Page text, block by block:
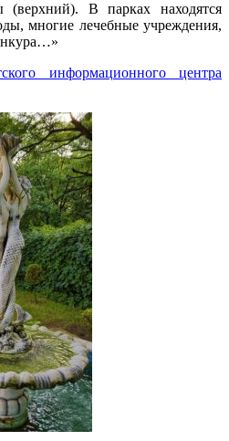
В парках находятся
многие лечебные учреждения,
информационного центра